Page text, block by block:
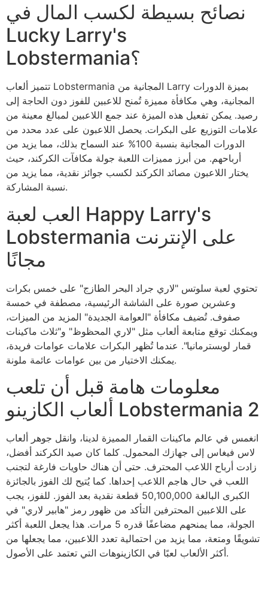
نصائح بسيطة لكسب المال في
Lucky Larry's
Lobstermania؟
تتميز ألعاب Lobstermania المجانية من Larry بميزة الدورات
المجانية، وهي مكافأة مميزة تُمنح للاعبين للفوز دون الحاجة إلى
رصيد. يمكن تفعيل هذه الميزة عند جمع اللاعبين لمبالغ معينة من
علامات التوزيع على البكرات. يحصل اللاعبون على عدد محدد من
الدورات المجانية بنسبة 100% عند السماح بذلك، مما يزيد من
أرباحهم. من أبرز مميزات اللعبة جولة مكافآت الكركند، حيث
يختار اللاعبون مصائد الكركند لكسب جوائز نقدية، مما يزيد من
نسبة المشاركة.
العب لعبة Happy Larry's
Lobstermania على الإنترنت
مجانًا
تحتوي لعبة سلوتس "لاري جراد البحر الطازج" على خمس بكرات
وعشرين صورة على الشاشة الرئيسية، مصطفة في خمسة
صفوف. تُضيف مكافأة "العوامة الجديدة" المزيد من الميزات،
ويمكنك توقع متابعة ألعاب مثل "لاري المحظوظ" و"ثلاث ماكينات
قمار لوبسترمانيا". عندما تُظهر البكرات علامات عوامات فريدة،
يمكنك الاختيار من بين عوامات عائمة ملونة.
معلومات هامة قبل أن تلعب
ألعاب الكازينو Lobstermania 2
انغمس في عالم ماكينات القمار المميزة لدينا، وانقل جوهر ألعاب
لاس فيغاس إلى جهازك المحمول. كلما كان صيد الكركند أفضل،
زادت أرباح اللاعب المحترف. حتى أن هناك حاويات فارغة لتجنب
اللعب في حال هاجم اللاعب إحداها. كما يُتيح لك الفوز بالجائزة
الكبرى البالغة 50,100,000 قطعة نقدية بعد الفوز. للفوز، يجب
على اللاعبين المحترفين التأكد من ظهور رمز "هابير لاري" في
الجولة، مما يمنحهم مضاعفًا قدره 5 مرات. هذا يجعل اللعبة أكثر
تشويقًا ومتعة، مما يزيد من احتمالية تعدد اللاعبين، مما يجعلها من
أكثر الألعاب لعبًا في الكازينوهات التي تعتمد على الأصول.